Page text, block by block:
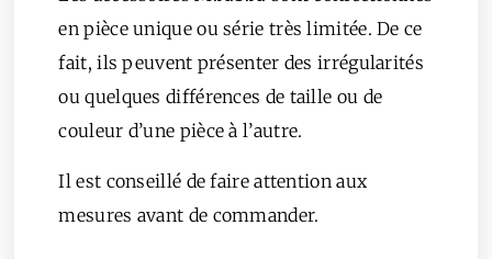
en pièce unique ou série très limitée. De ce
fait, ils peuvent présenter des irrégularités
ou quelques différences de taille ou de
couleur d’une pièce à l’autre.
Il est conseillé de faire attention aux
mesures avant de commander.